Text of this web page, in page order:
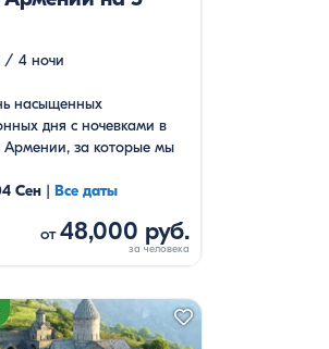
/ 4 ночи
насыщенных
дня с ночевками в
Армении, за которые мы
что мы отправляемся из
Сен | Все даты
от48,000 руб.